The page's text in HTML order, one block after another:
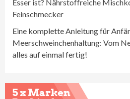
Esser ist? Nährstoffreiche
Feinschmecker
Eine komplette Anleitung für
Meerschweinchenhaltung: Vom
alles auf einmal fertig!